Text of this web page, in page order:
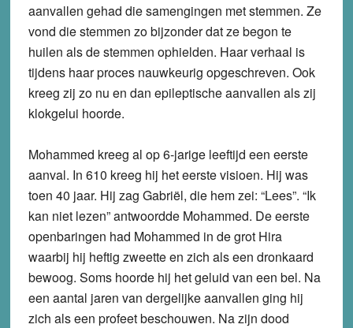
aanvallen gehad die samengingen met stemmen. Ze
vond die stemmen zo bijzonder dat ze begon te
huilen als de stemmen ophielden. Haar verhaal is
tijdens haar proces nauwkeurig opgeschreven. Ook
kreeg zij zo nu en dan epileptische aanvallen als zij
klokgelui hoorde.
Mohammed kreeg al op 6-jarige leeftijd een eerste
aanval. In 610 kreeg hij het eerste visioen. Hij was
toen 40 jaar. Hij zag Gabriël, die hem zei: “Lees”. “Ik
kan niet lezen” antwoordde Mohammed. De eerste
openbaringen had Mohammed in de grot Hira
waarbij hij heftig zweette en zich als een dronkaard
bewoog. Soms hoorde hij het geluid van een bel. Na
een aantal jaren van dergelijke aanvallen ging hij
zich als een profeet beschouwen. Na zijn dood